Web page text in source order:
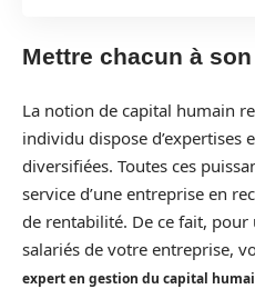
Mettre chacun à
La notion de capital humain
individu dispose d’expertises
diversifiées. Toutes ces
service d’une entreprise en
de rentabilité. De ce fait,
salariés de votre entreprise,
expert en gestion du capital